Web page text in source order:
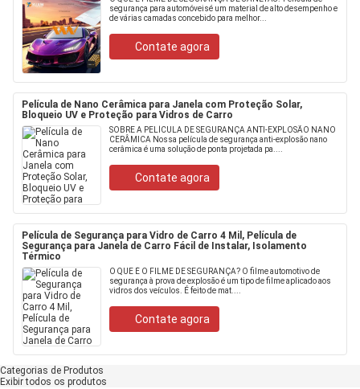
segurança para automóveisé um material de alto desempenho e
de várias camadas concebido para melhor...
Contate agora
Película de Nano Cerâmica para Janela com Proteção Solar,
Bloqueio UV e Proteção para Vidros de Carro
SOBRE A PELÍCULA DE SEGURANÇA ANTI-EXPLOSÃO NANO
CERÂMICA Nossa película de segurança anti-explosão nano
cerâmica é uma solução de ponta projetada pa....
Contate agora
Película de Segurança para Vidro de Carro 4 Mil, Película de
Segurança para Janela de Carro Fácil de Instalar, Isolamento
Térmico
O QUE É O FILME DE SEGURANÇA? O filme automotivo de
segurança à prova de explosão é um tipo de filme aplicado aos
vidros dos veículos. É feito de mat....
Contate agora
Categorias de Produtos
Exibir todos os produtos